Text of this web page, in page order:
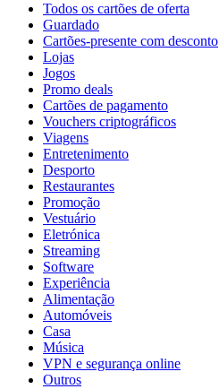
Todos os cartões de oferta
Guardado
Cartões-presente com desconto
Lojas
Jogos
Promo deals
Cartões de pagamento
Vouchers criptográficos
Viagens
Entretenimento
Desporto
Restaurantes
Promoção
Vestuário
Eletrónica
Streaming
Software
Experiência
Alimentação
Automóveis
Casa
Música
VPN e segurança online
Outros